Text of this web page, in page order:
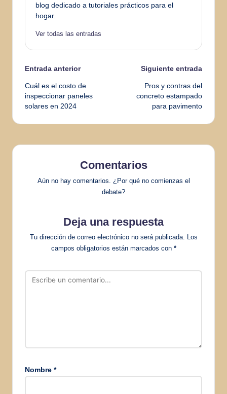
blog dedicado a tutoriales prácticos para el
hogar.
Ver todas las entradas
Navegación
de
entradas
Entrada anterior
Cuál es el costo de
inspeccionar paneles
solares en 2024
Siguiente entrada
Pros y contras del
concreto estampado
para pavimento
Comentarios
Aún no hay comentarios. ¿Por qué no comienzas el
debate?
Deja una respuesta
Tu dirección de correo electrónico no será publicada. Los
campos obligatorios están marcados con *
Nombre *